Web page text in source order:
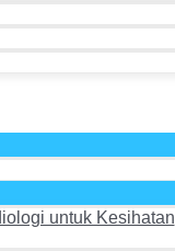
untuk Kesihatan